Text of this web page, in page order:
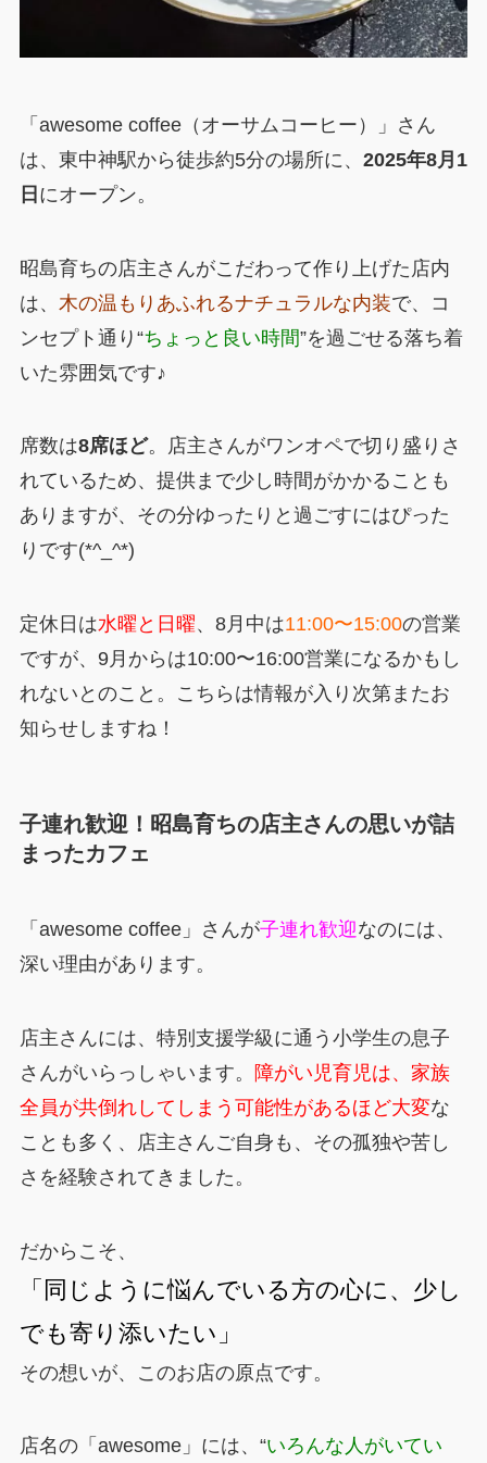
「awesome coffee（オーサムコーヒー）」さん
は、東中神駅から徒歩約5分の場所に、 2025年8月1
日 にオープン。
昭島育ちの店主さんがこだわって作り上げた店内
は、 木の温もりあふれるナチュラルな内装で、コ
ンセプト通り“ちょっと良い時間”を過ごせる落ち着
いた雰囲気です♪
席数は8席ほど。店主さんがワンオペで切り盛りさ
れているため、提供まで少し時間がかかることも
ありますが、その分ゆったりと過ごすにはぴった
りです(*^_^*)
定休日は水曜と日曜、8月中は11:00〜15:00の営業
ですが、9月からは10:00〜16:00営業になるかもし
れないとのこと。こちらは情報が入り次第またお
知らせしますね！
子連れ歓迎！昭島育ちの店主さんの思いが詰
まったカフェ
「awesome coffee」さんが子連れ歓迎なのには、
深い理由があります。
店主さんには、特別支援学級に通う小学生の息子
さんがいらっしゃいます。
障がい児育児は、家族
全員が共倒れしてしまう可能性があるほど大変な
ことも多く、店主さんご自身も、その孤独や苦し
さを経験されてきました。
だからこそ、
「同じように悩んでいる方の心に、少し
でも寄り添いたい」
その想いが、このお店の原点です。
店名の「awesome」には、“いろんな人がいてい